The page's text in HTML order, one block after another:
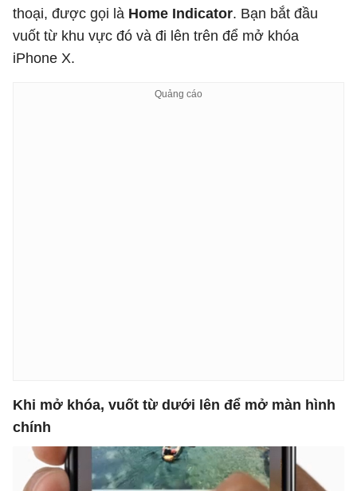
thoại, được gọi là Home Indicator. Bạn bắt đầu
vuốt từ khu vực đó và đi lên trên để mở khóa
iPhone X.
Khi mở khóa, vuốt từ dưới lên để mở màn hình
chính